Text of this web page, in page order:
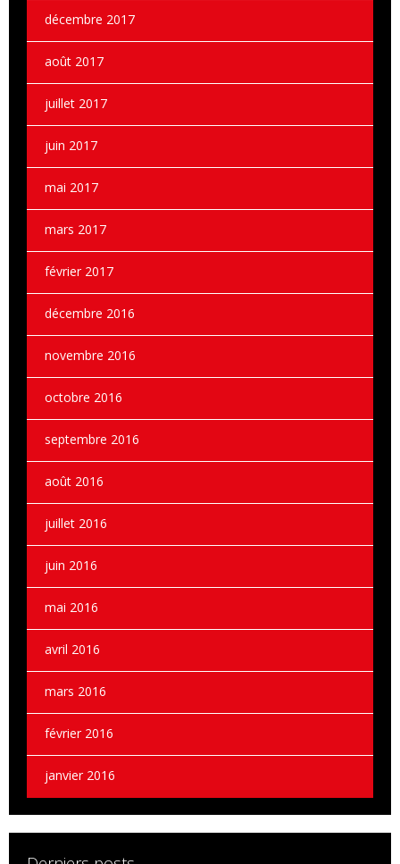
décembre 2017
août 2017
juillet 2017
juin 2017
mai 2017
mars 2017
février 2017
décembre 2016
novembre 2016
octobre 2016
septembre 2016
août 2016
juillet 2016
juin 2016
mai 2016
avril 2016
mars 2016
février 2016
janvier 2016